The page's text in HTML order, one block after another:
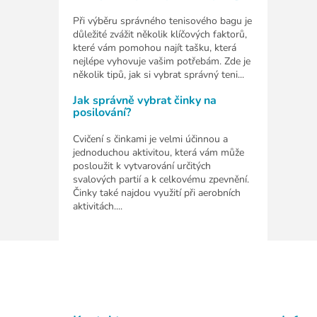
Při výběru správného tenisového bagu je
důležité zvážit několik klíčových faktorů,
které vám pomohou najít tašku, která
nejlépe vyhovuje vašim potřebám. Zde je
několik tipů, jak si vybrat správný teni...
Jak správně vybrat činky na
posilování?
Cvičení s činkami je velmi účinnou a
jednoduchou aktivitou, která vám může
posloužit k vytvarování určitých
svalových partií a k celkovému zpevnění.
Činky také najdou využití při aerobních
aktivitách....